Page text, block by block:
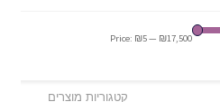
Price: ₪5— ₪17,500